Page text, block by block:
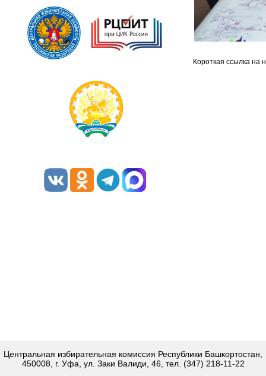
Короткая ссылка на
Центральная избирательная комиссия Республики Башкортостан,
450008, г. Уфа, ул. Заки Валиди, 46, тел. (347) 218-11-22